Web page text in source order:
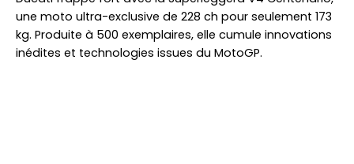
une moto ultra-exclusive de 228 ch pour seulement 173
kg. Produite à 500 exemplaires, elle cumule innovations
inédites et technologies issues du MotoGP.